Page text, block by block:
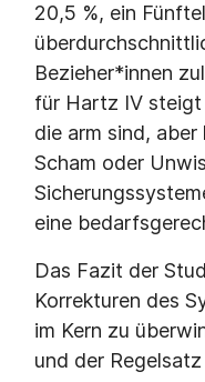
20,5 %, ein
Bezieher*innen
für Hartz IV steigt
die arm sind,
Scham oder
eine
Das Fazit der
Korrekturen des
im Kern zu
und der